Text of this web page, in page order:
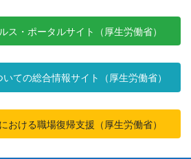
ス・ポータルサイト（厚生労働省）
ての総合情報サイト（厚生労働省）
おける職場復帰支援（厚生労働省）